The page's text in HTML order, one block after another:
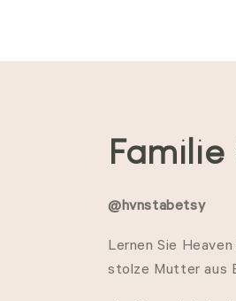
S
a
m
Familie
@hvnstabetsy
Lernen Sie
stolze Mutter aus